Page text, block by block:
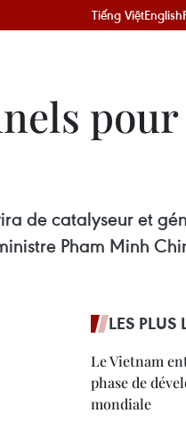
Tiếng ViệtEnglish
pour
de catalyseur et
Pham Minh
LES PLUS
Le Vietnam
phase de
mondiale